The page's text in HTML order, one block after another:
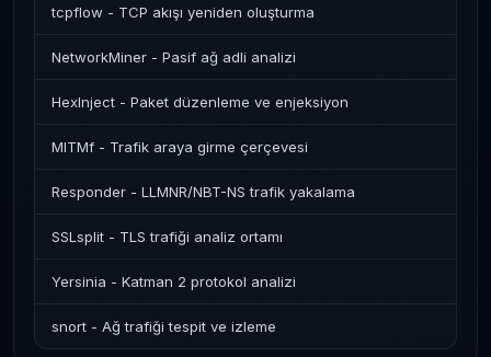
tcpflow - TCP akışı yeniden oluşturma
NetworkMiner - Pasif ağ adli analizi
HexInject - Paket düzenleme ve enjeksiyon
MITMf - Trafik araya girme çerçevesi
Responder - LLMNR/NBT-NS trafik yakalama
SSLsplit - TLS trafiği analiz ortamı
Yersinia - Katman 2 protokol analizi
snort - Ağ trafiği tespit ve izleme